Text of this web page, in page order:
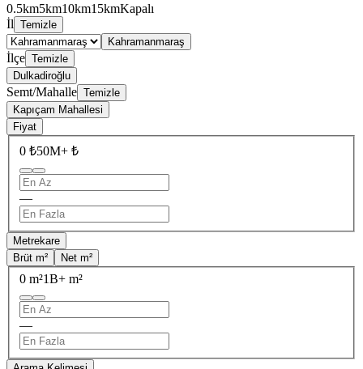
0.5km5km10km15kmKapalı
İl Temizle
Kahramanmaraş
İlçe Temizle
Dulkadiroğlu
Semt/Mahalle Temizle
Kapıçam Mahallesi
Fiyat
0 ₺50M+ ₺
—
Metrekare
Brüt m²
Net m²
0 m²1B+ m²
—